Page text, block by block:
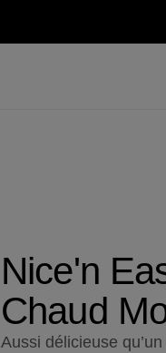
Nice'n
Chaud
Aussi délicieuse